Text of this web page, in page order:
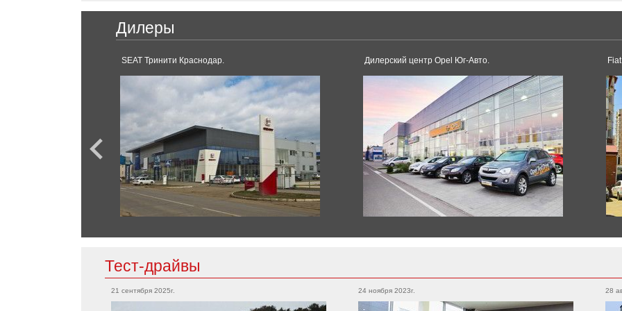
Tahoe
Camaro
Chrysler
GLC
GLE-Класс
SL-Класс
Mini
Cooper
Countryman
Clubman
Mitsubishi
Model 3
Model S
Toyota
Supra
Land Cruiser
Corolla
Land Cruiser Prado
RAV4
Yaris
Hilux
Dacia
Duster
Logan
Sandero
Pagani
Дилеры
SEAT Тринити Краснодар. Дилерский центр Opel Юг-Авто.
Тест-драйвы
21 сентября 2025г. 24 ноября 2023г. 28